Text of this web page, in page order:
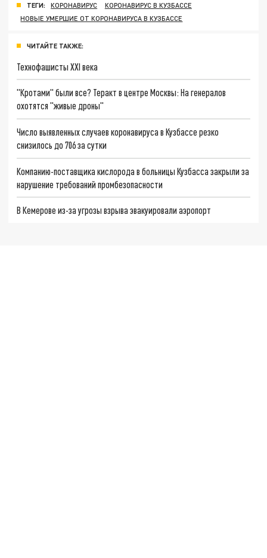
ТЕГИ: КОРОНАВИРУС
КОРОНАВИРУС В КУЗБАССЕ
НОВЫЕ УМЕРШИЕ ОТ КОРОНАВИРУСА В КУЗБАССЕ
ЧИТАЙТЕ ТАКЖЕ:
Технофашисты XXI века
"Кротами" были все? Теракт в центре Москвы: На генералов
охотятся "живые дроны"
Число выявленных случаев коронавируса в Кузбассе резко
снизилось до 706 за сутки
Компанию-поставщика кислорода в больницы Кузбасса закрыли за
нарушение требований промбезопасности
В Кемерове из-за угрозы взрыва эвакуировали аэропорт